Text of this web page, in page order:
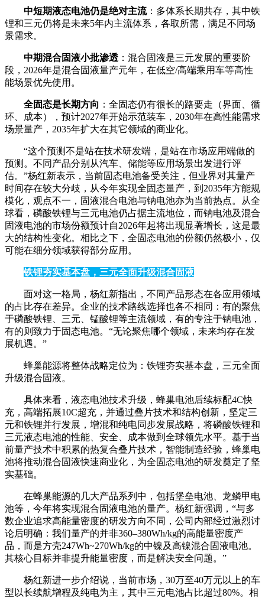
中短期液态电池仍是绝对主流：多体系长期共存，其中铁
锂和三元仍将是未来5年内主流体系，各取所需，满足不同场
景需求。
中期混合固液小批渗透 ：混合固液是三元发展的重要阶
段，2026年是混合固液量产元年，在低空/高端乘用车等高性
能场景优先使用。
全固态是长期方向 ：全固态仍有很长的路要走（界面、循
环、成本），预计2027年开始示范装车，2030年在高性能需求
场景量产，2035年扩大在其它领域的商业化。
“这个预测不是站在技术研发端，是站在市场应用端做的
预测。不同产品分别从汽车、储能等应用场景出发进行评
估。”杨红新表示，当前固态电池备受关注，但业界对其量产
时间存在较大分歧，从今年实现全固态量产，到2035年方能规
模化，观点不一，固液混合电池与钠电池亦为当前热点。从全
球看，磷酸铁锂与三元电池仍占据主流地位，而钠电池及混合
固液电池的市场份额预计自2026年起将出现显著增长，这是最
大的结构性变化。相比之下，全固态电池的份额仍然极小，仅
可能在细分领域获得部分应用。
铁锂夯实基本盘，三元全面升级混合固液
面对这一格局，杨红新指出，不同产品形态在各应用领域
的占比存在差异。企业的技术路线选择也各不相同：有的聚焦
于磷酸铁锂、三元、锰酸锂等主流领域，有的专注于钠电池，
有的则致力于固态电池。“无论聚焦哪个领域，未来均存在发
展机遇。”
蜂巢能源将整体战略定位为：铁锂夯实基本盘，三元全面
升级混合固液。
具体来看，液态电池技术升级，蜂巢电池后续标配4C快
充，高端拓展10C超充，并通过叠片技术和结构创新，坚定三
元和铁锂并行发展，增混和纯电同步发展战略，将磷酸铁锂和
三元液态电池的性能、安全、成本做到全球领先水平。 基于当
前量产技术中积累的热复合叠片技术，智能制造经验，蜂巢电
池将推动混合固液快速商业化，为全固态电池的研发奠定了坚
实基础。
在蜂巢能源的几大产品系列中，包括堡垒电池、龙鳞甲电
池等，今年将实现混合固液电池的量产。杨红新强调，“与多
数企业追求高能量密度的研发方向不同，公司内部经过激烈讨
论后明确：我们量产的并非360–380Wh/kg的高能量密度产
品，而是方壳247Wh~270Wh/kg的中镍及高镍混合固液电池。
其核心目标并非提升能量密度，而是解决安全问题。”
杨红新进一步介绍说，当前市场，30万至40万元以上的车
型以长续航增程及纯电为主，其中三元电池占比超过80%。相